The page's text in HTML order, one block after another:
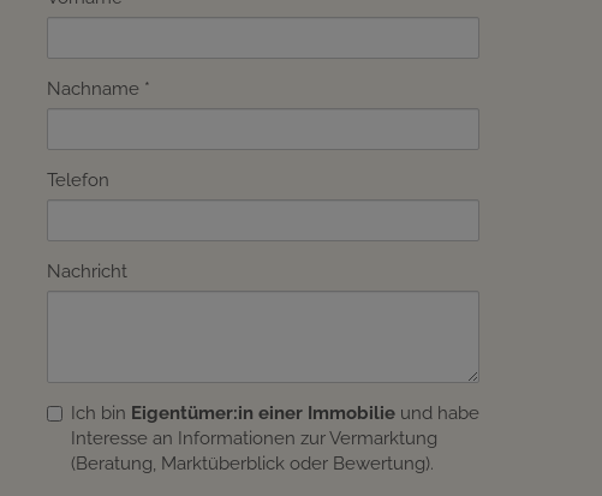
Nachname
Telefon
Nachricht
Ich bin Eigentümer:in einer Immobilie und habe
Interesse an Informationen zur Vermarktung
(Beratung, Marktüberblick oder Bewertung).